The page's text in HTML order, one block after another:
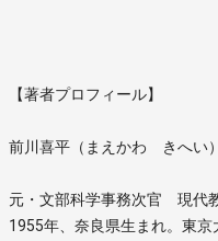
【著者プロフィール】
前川喜平（まえかわ きへい）
元・文部科学事務次官 現代
1955年、奈良県生まれ。東京